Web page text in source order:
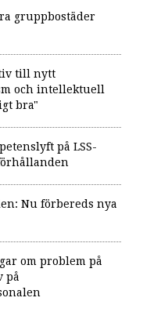
gruppbostäder
till nytt
och intellektuell
bra"
på LSS-
Nu förbereds nya
om problem på
på